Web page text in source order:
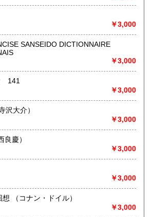
史、社会科学、自然科学、美術工芸、国
（その他）
￥3,000
￥3,000
141
￥3,000
寿司 10 （寺沢大介）
￥3,000
（大西良慶）
￥3,000
￥3,000
勇将ジェラールの回想 （コナン・ドイル）
￥3,000